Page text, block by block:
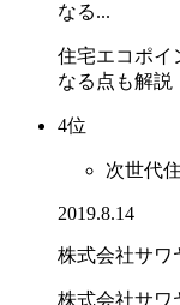
なる...
住宅エコポイ
なる点も解説
4位
次世代
2019.8.14
株式会社サワ
株式会社サワ